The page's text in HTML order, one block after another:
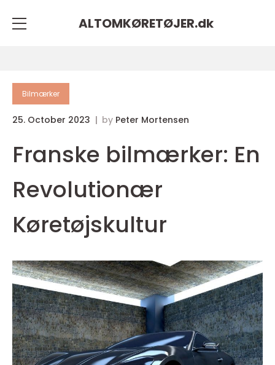
ALTOMKØRETØJER.dk
Bilmærker
25. October 2023 by Peter Mortensen
Franske bilmærker: En
Revolutionær
Køretøjskultur